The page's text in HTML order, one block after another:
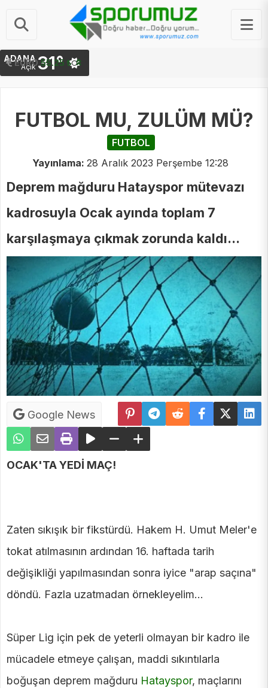
STERLIN 64.48 ₺
ADANA
Açık31°
FUTBOL MU, ZULÜM MÜ?
FUTBOL
Yayınlama: 28 Aralık 2023 Perşembe 12:28
Deprem mağduru Hatayspor mütevazı
kadrosuyla Ocak ayında toplam 7
karşılaşmaya çıkmak zorunda kaldı...
Google News
OCAK'TA YEDİ MAÇ!
Zaten sıkışık bir fikstürdü. Hakem H. Umut Meler'e
tokat atılmasının ardından 16. haftada tarih
değişikliği yapılmasından sonra iyice "arap saçına"
döndü. Fazla uzatmadan örnekleyelim...
Süper Lig için pek de yeterli olmayan bir kadro ile
mücadele etmeye çalışan, maddi sıkıntılarla
boğuşan deprem mağduru Hatayspor, maçlarını